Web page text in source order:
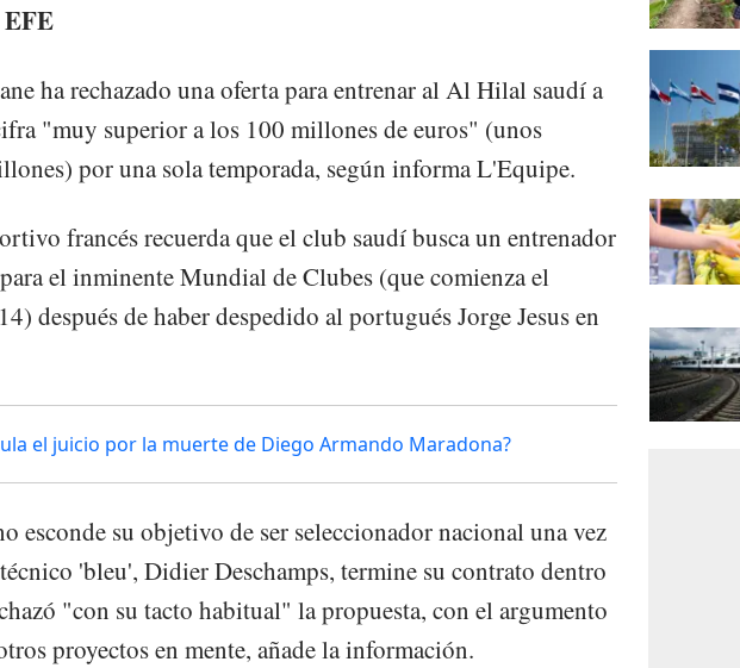
ha rechazado una oferta para entrenar al Al Hilal saudí a
"muy superior a los 100 millones de euros" (unos
por una sola temporada, según informa L'Equipe.
francés recuerda que el club saudí busca un entrenador
el inminente Mundial de Clubes (que comienza el
después de haber despedido al portugués Jorge Jesus en
el juicio por la muerte de Diego Armando Maradona?
esconde su objetivo de ser seleccionador nacional una vez
'bleu', Didier Deschamps, termine su contrato dentro
"con su tacto habitual" la propuesta, con el argumento
proyectos en mente, añade la información.